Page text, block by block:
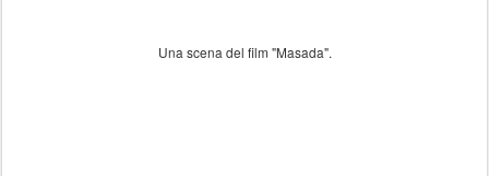
Una scena del film "Masada".